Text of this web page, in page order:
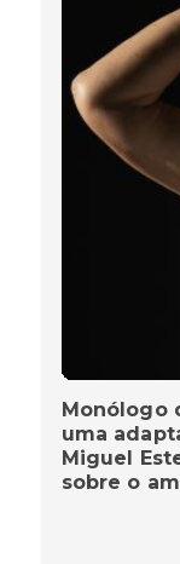
Monólogo
uma
Miguel
sobre o